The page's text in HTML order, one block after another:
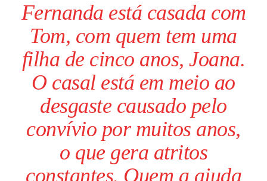
Fernanda está casada com
Tom, com quem tem uma
filha de cinco anos, Joana.
O casal está em meio ao
desgaste causado pelo
convívio por muitos anos,
o que gera atritos
constantes. Quem a ajuda